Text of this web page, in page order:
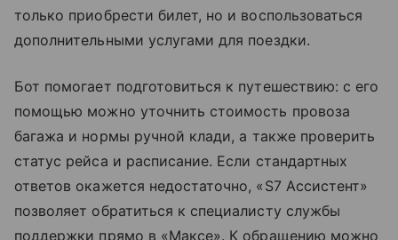
только приобрести билет, но и воспользоваться
дополнительными услугами для поездки.
Бот помогает подготовиться к путешествию: с его
помощью можно уточнить стоимость провоза
багажа и нормы ручной клади, а также проверить
статус рейса и расписание. Если стандартных
ответов окажется недостаточно, «S7 Ассистент»
позволяет обратиться к специалисту службы
поддержки прямо в «Максе». К обращению можно